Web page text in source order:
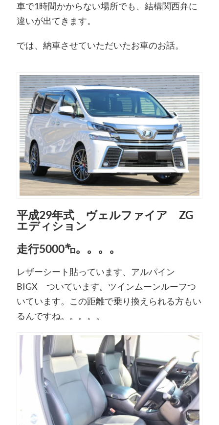
車で1時間かからない場所でも、結構関西弁に
違いが出てきます。
では、納車させていただいたお車のお話。
平成29年式 ヴェルファイア ZG
エディション
走行5000㌔。。。。
レザーシート貼っています、アルパイン
BIGX ついています。ツインムーンルーフつ
いています。この距離で乗り換えられる方もい
るんですね。。。。。